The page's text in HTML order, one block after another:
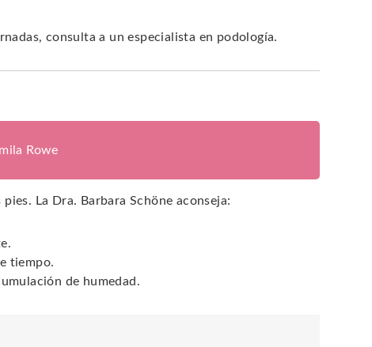
consulta a un especialista en podología.
Rowe
La Dra. Barbara Schöne aconseja:
tiempo.
de humedad.